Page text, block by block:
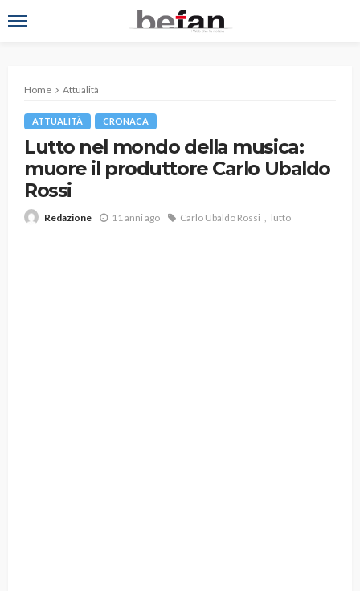
Home Attualità
ATTUALITÀ CRONACA
Lutto nel mondo della musica:
muore il produttore Carlo Ubaldo
Rossi
Redazione 11 anni ago Carlo Ubaldo Rossi lutto